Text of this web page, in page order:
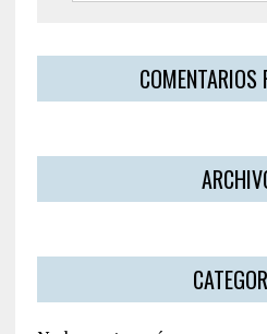
COMENTARIOS